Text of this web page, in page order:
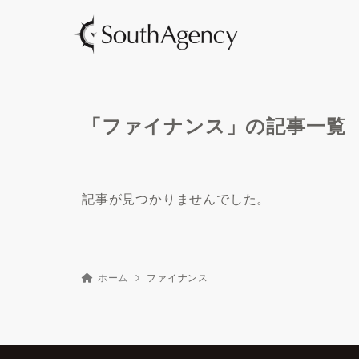
「ファイナンス」の記事一覧
記事が見つかりませんでした。
ホーム ファイナンス